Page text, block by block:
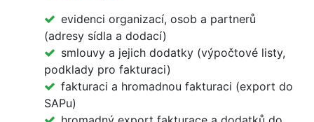
evidenci organizací, osob a partnerů
(adresy sídla a dodací)
smlouvy a jejich dodatky (výpočtové listy,
podklady pro fakturaci)
fakturaci a hromadnou fakturaci (export do
SAPu)